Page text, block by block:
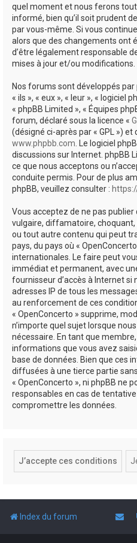
quel moment et nous ferons
informé, bien qu’il soit prudent
par vous-même. Si vous
alors que des changements ont
d’être légalement responsable
mises à jour et/ou modifications.
Nos forums sont développés
« ils », « eux », « leur », « logiciel
« phpBB Limited », « Équipes
forum, déclaré sous la licence «
(désigné ci-après par « GPL »)
www.phpbb.com. Le logiciel
discussions sur Internet. phpBB
ce que nous acceptons ou
conduite permis. Pour de plus
phpBB, veuillez consulter :
Vous acceptez de ne pas
vulgaire, diffamatoire, choquant,
ou tout autre contenu qui peut
pays, du pays où «
internationales. Le faire peut
immédiat et permanent, avec
fournisseur d’accès à Internet si
adresses IP de tous les
au renforcement de ces
« OpenConcerto » supprime,
n’importe quel sujet lorsque
nécessaire. En tant que
informations que vous avez
base de données. Bien que ces
diffusées à une tierce partie
« OpenConcerto », ni phpBB ne
responsables en cas de
compromettre les données.
Index du forum